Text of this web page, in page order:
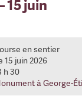
15 juin
en sentier
15 juin 2026
h 30
à George-